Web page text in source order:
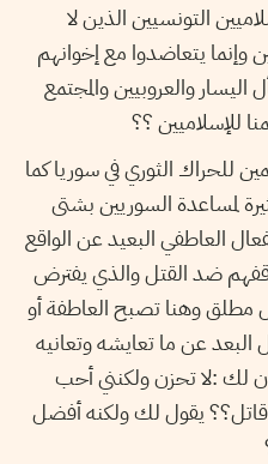
التونسيين الذين لا
وإنما يتعاضدوا مع إخوانهم
اليسار والعروبيين والمجتمع
للإسلاميين ؟؟
للحراك الثوري في سوريا كما
لمساعدة السوريين بشتى
العاطفي البعيد عن الواقع
ضد القتل والذي يفترض
مطلق وهنا تصبح العاطفة أو
عن ما تعايشه وتعانيه
لك :لا تحزن ولكنني أحب
يقول لك ولكنه أفضل